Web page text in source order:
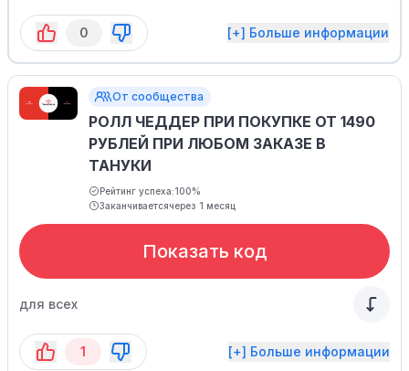
0 [+] Больше информации
От сообщества
РОЛЛ ЧЕДДЕР ПРИ ПОКУПКЕ ОТ 1490
РУБЛЕЙ ПРИ ЛЮБОМ ЗАКАЗЕ В
ТАНУКИ
Рейтинг успеха:100%
Заканчиваетсячерез 1 месяц
Показать код
для всех
1 [+] Больше информации